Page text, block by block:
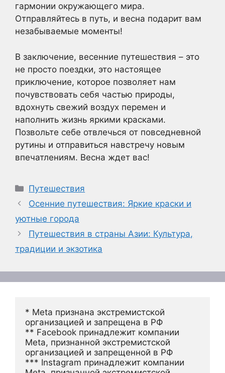
гармонии окружающего мира.
Отправляйтесь в путь, и весна подарит вам
незабываемые моменты!
В заключение, весенние путешествия – это
не просто поездки, это настоящее
приключение, которое позволяет нам
почувствовать себя частью природы,
вдохнуть свежий воздух перемен и
наполнить жизнь яркими красками.
Позвольте себе отвлечься от повседневной
рутины и отправиться навстречу новым
впечатлениям. Весна ждет вас!
Рубрики
Путешествия
Осенние путешествия: Яркие краски и
уютные города
Путешествия в страны Азии: Культура,
традиции и экзотика
* Meta признана экстремистской
организацией и запрещена в РФ
** Facebook принадлежит компании
Meta, признанной экстремистской
организацией и запрещенной в РФ
*** Instagram принадлежит компании